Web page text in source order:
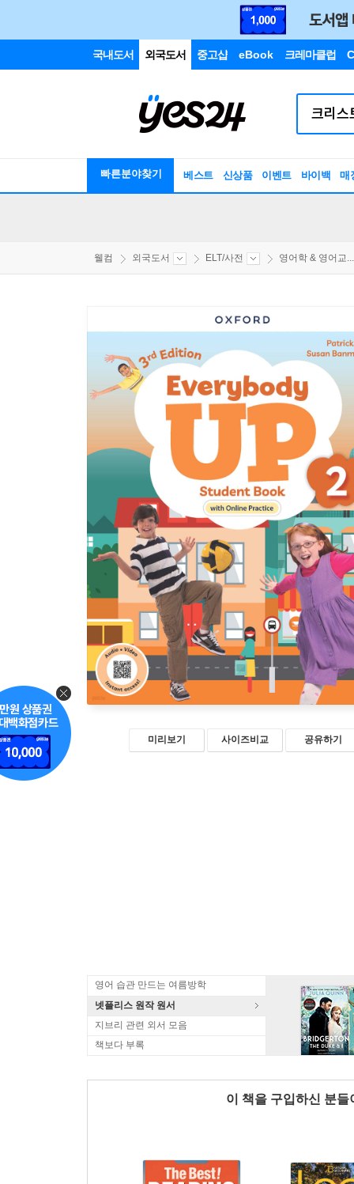
국내도서 외국도서 중고샵 eBook 크레마클럽
빠른분야찾기 베스트 신상품 이벤트 바이백 매
웰컴 외국도서 ELT/사전 영어학 & 영어교...
미리보기 사이즈비교 공유하기
영어 습관 만드는 여름방학
넷플리스 원작 원서
지브리 관련 외서 모음
책보다 부록
이 책을 구입하신 분